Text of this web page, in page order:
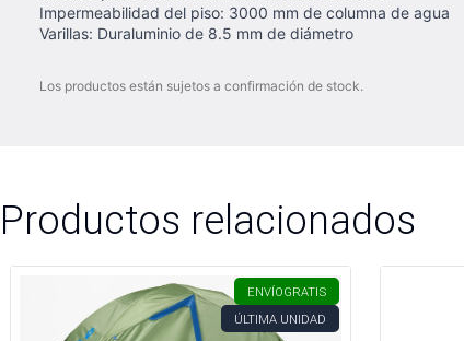
Impermeabilidad del piso: 3000 mm de columna de agua
Varillas: Duraluminio de 8.5 mm de diámetro
Los productos están sujetos a confirmación de stock.
Productos relacionados
ENVÍOGRATIS
ÚLTIMA UNIDAD